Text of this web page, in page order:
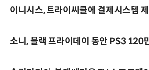
이니시스, 트라이씨클에 결제시스템
소니, 블랙 프라이데이 동안 PS3 120